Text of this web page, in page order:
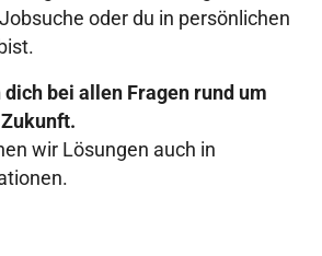
oder du in persönlichen
bei allen Fragen rund um
wir Lösungen auch in